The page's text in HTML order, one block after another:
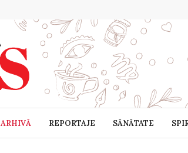
ARHIVĂ REPORTAJE SĂNĂTATE